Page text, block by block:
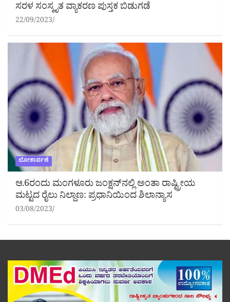
ಸರಳ ಸಂಸ್ಕೃತ ವ್ಯಾಕರಣ ಪುಸ್ತಕ ಬಿಡುಗಡೆ
22/09/2023
ಲೋಕಾರ್ಪಣೆ
ಆ.6ರಂದು ಮಂಗಳೂರು ಜಂಕ್ಷನ್‌ನಲ್ಲಿ ಅಂತಾ ರಾಷ್ಟ್ರೀಯ
ಮಟ್ಟದ ರೈಲು ನಿಲ್ದಾಣ: ಪ್ರಧಾನಿಯಿಂದ ಶಿಲಾನ್ಯಾಸ
03/08/2023